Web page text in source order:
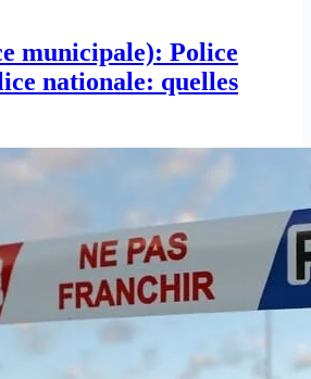
municipale): Police
nationale: quelles